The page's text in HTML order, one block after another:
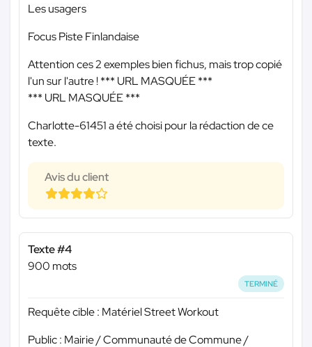
Les usagers
Focus Piste Finlandaise
Attention ces 2 exemples bien fichus, mais trop copié
l'un sur l'autre !*** URL MASQUÉE ***
*** URL MASQUÉE ***
Charlotte-61451 a été choisi pour la rédaction de ce
texte.
Avis du client
Texte #4
900 mots
TERMINÉ
Requête cible : Matériel Street Workout
Public : Mairie / Communauté de Commune /